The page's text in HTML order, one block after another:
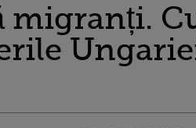
migranți.